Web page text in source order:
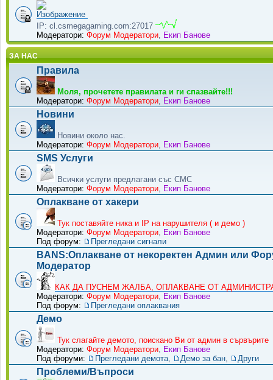
IP: cl.csmegagaming.com:27017
Модератори: Форум Модератори Екип Банове
ЗА НАС
Правила
Моля, прочетете правилата и ги спазвайте!!!
Модератори: Форум Модератори Екип Банове
Новини
Новини около нас.
Модератори: Форум Модератори Екип Банове
SMS Услуги
Всички услуги предлагани със СМС
Модератори: Форум Модератори Екип Банове
Оплакване от хакери
Тук поставяйте ника и IP на нарушителя ( и демо )
Модератори: Форум Модератори Екип Банове
Под форум:
Прегледани сигнали
BANS:Оплакване от некоректен Админ или
Модератор
КАК ДА ПУСНЕМ ЖАЛБА, ОПЛАКВАНЕ ОТ
Модератори: Форум Модератори Екип Банове
Под форум:
Прегледани оплаквания
Демо
Тук слагайте демото, поискано Ви от админ в сървърите
Модератори: Форум Модератори Екип Банове
Под форуми:
Прегледани демота Демо за бан Други
Проблеми/Въпроси